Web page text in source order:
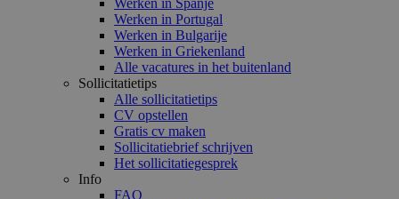
Werken in Spanje
Werken in Portugal
Werken in Bulgarije
Werken in Griekenland
Alle vacatures in het buitenland
Sollicitatietips
Alle sollicitatietips
CV opstellen
Gratis cv maken
Sollicitatiebrief schrijven
Het sollicitatiegesprek
Info
FAQ